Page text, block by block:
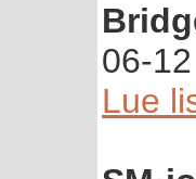
06-
Lue